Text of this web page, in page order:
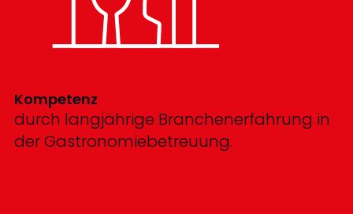
Kompetenz
durch langjährige Branchenerfahrung in
der Gastronomiebetreuung.